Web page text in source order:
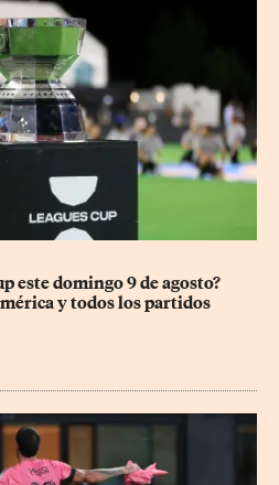
este domingo 9 de agosto?
y todos los partidos